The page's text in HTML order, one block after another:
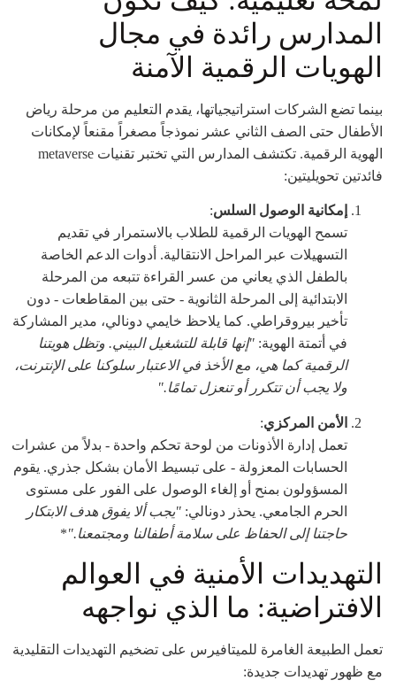
المدارس رائدة في مجال
الهويات الرقمية الآمنة
بينما تضع الشركات استراتيجياتها، يقدم التعليم من مرحلة رياض
الأطفال حتى الصف الثاني عشر نموذجاً مصغراً مقنعاً لإمكانات
الهوية الرقمية. تكتشف المدارس التي تختبر تقنيات metaverse
فائدتين تحويليتين:
إمكانية الوصول السلس :
تسمح الهويات الرقمية للطلاب بالاستمرار في تقديم
التسهيلات عبر المراحل الانتقالية. أدوات الدعم الخاصة
بالطفل الذي يعاني من عسر القراءة تتبعه من المرحلة
الابتدائية إلى المرحلة الثانوية - حتى بين المقاطعات - دون
تأخير بيروقراطي. كما يلاحظ خايمي دونالي، مدير المشاركة
في أتمتة الهوية:"إنها قابلة للتشغيل البيني. وتظل هويتنا
الرقمية كما هي، مع الأخذ في الاعتبار سلوكنا على الإنترنت،
ولا يجب أن تتكرر أو تنعزل تمامًا."
الأمن المركزي:
تعمل إدارة الأذونات من لوحة تحكم واحدة - بدلاً من عشرات
الحسابات المعزولة - على تبسيط الأمان بشكل جذري. يقوم
المسؤولون بمنح أو إلغاء الوصول على الفور على مستوى
الحرم الجامعي. يحذر دونالي:"يجب ألا يفوق هدف الابتكار
حاجتنا إلى الحفاظ على سلامة أطفالنا ومجتمعنا."*
التهديدات الأمنية في العوالم
الافتراضية: ما الذي نواجهه
تعمل الطبيعة الغامرة للميتافيرس على تضخيم التهديدات التقليدية
مع ظهور تهديدات جديدة: